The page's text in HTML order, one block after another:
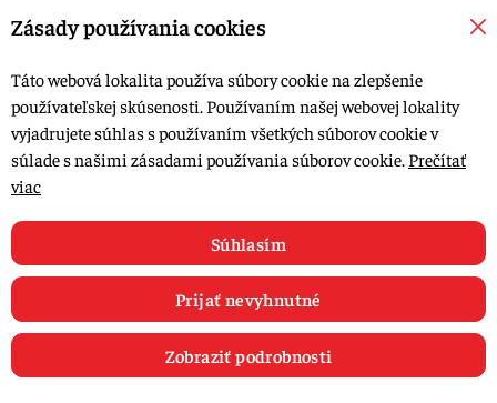
Eurofondy 2022/2023
Kontakt
© 2015-2026, LIANA GOLIAŠ s.r.o. všetky práva vyhradené.
Upraviť nastavenia Cookies
Zásady používania cookies
Táto webová lokalita používa súbory cookie na zlepšenie
používateľskej skúsenosti. Používaním našej webovej lokality
vyjadrujete súhlas s používaním všetkých súborov cookie v
súlade s našimi zásadami používania súborov cookie. Prečítať
viac
Súhlasím
Prijať nevyhnutné
Zobraziť podrobnosti